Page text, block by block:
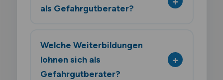
als Gefahrgutberater?
Welche Weiterbildungen
lohnen sich als
Gefahrgutberater?